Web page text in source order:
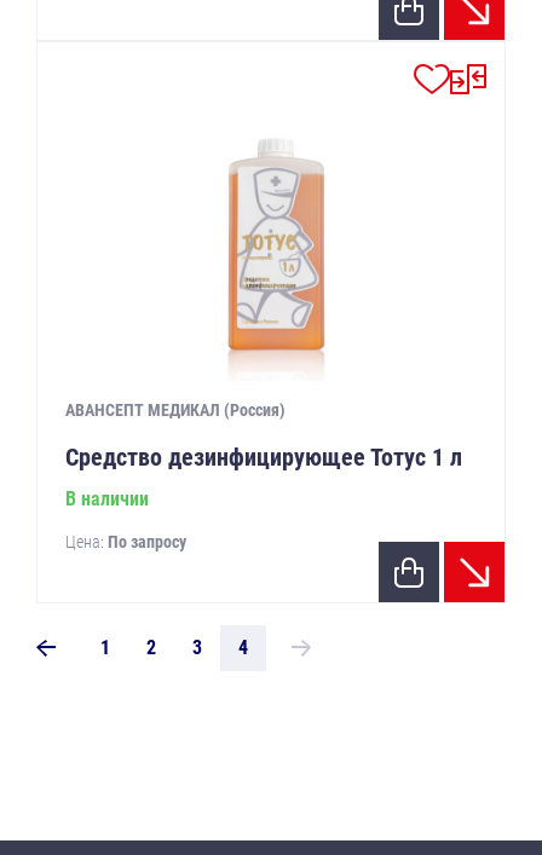
АВАНСЕПТ МЕДИКАЛ (Россия)
Средство дезинфицирующее Тотус 1 л
В наличии
Цена: По запросу
1 2 3 4